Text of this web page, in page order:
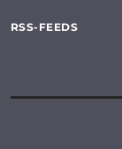
RSS-FEEDS